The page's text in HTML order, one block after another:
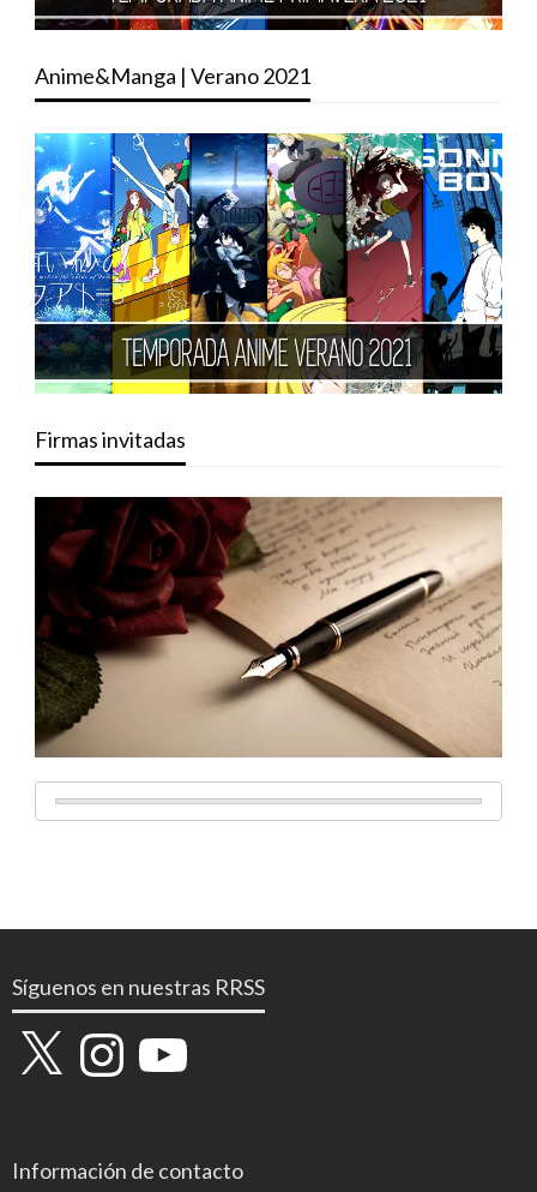
Anime&Manga | Verano 2021
Firmas invitadas
Síguenos en nuestras RRSS
X InstagramYouTube
Información de contacto